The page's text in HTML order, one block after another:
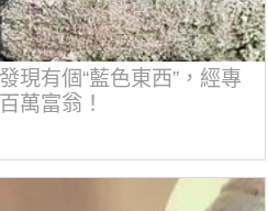
現有個“藍色東西”，經專
萬富翁！